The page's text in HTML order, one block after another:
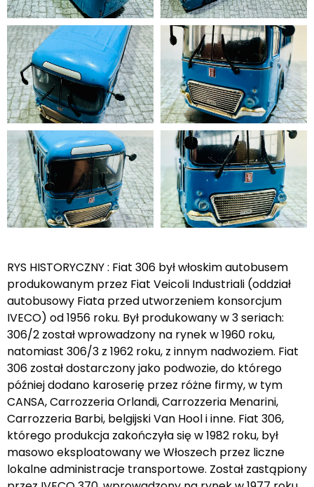
RYS HISTORYCZNY : Fiat 306 był włoskim autobusem
produkowanym przez Fiat Veicoli Industriali (oddział
autobusowy Fiata przed utworzeniem konsorcjum
IVECO) od 1956 roku. Był produkowany w 3 seriach:
306/2 został wprowadzony na rynek w 1960 roku,
natomiast 306/3 z 1962 roku, z innym nadwoziem. Fiat
306 został dostarczony jako podwozie, do którego
później dodano karoserię przez różne firmy, w tym
CANSA, Carrozzeria Orlandi, Carrozzeria Menarini,
Carrozzeria Barbi, belgijski Van Hool i inne. Fiat 306,
którego produkcja zakończyła się w 1982 roku, był
masowo eksploatowany we Włoszech przez liczne
lokalne administracje transportowe. Został zastąpiony